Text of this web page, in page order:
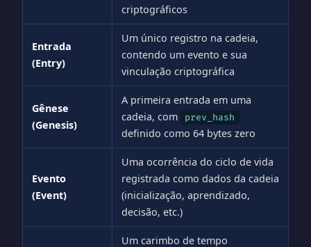
criptográficos
Entrada
(Entry)
Um único registro na cadeia,
contendo um evento e sua
vinculação criptográfica
Gênese
(Genesis)
A primeira entrada em uma
cadeia, com
prev_hash
definido como 64 bytes zero
Evento
(Event)
Uma ocorrência do ciclo de vida
registrada como dados da cadeia
(inicialização, aprendizado,
decisão, etc.)
Um carimbo de tempo